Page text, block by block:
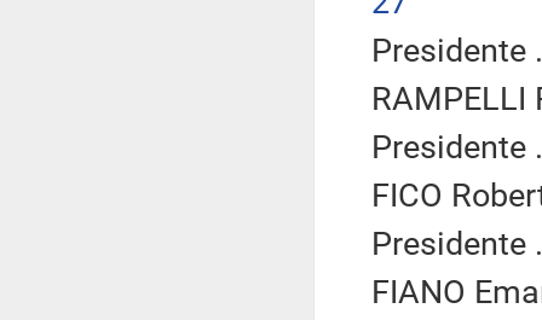
Presidente
RAMPELLI
Presidente
FICO
Presidente
FIANO